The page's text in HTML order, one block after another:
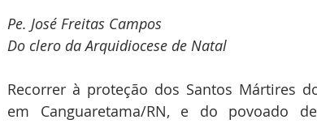
Pe. José Freitas Campos
Do clero da Arquidiocese de Natal
Recorrer à proteção dos Santos Mártires
em Canguaretama/RN, e do povoado